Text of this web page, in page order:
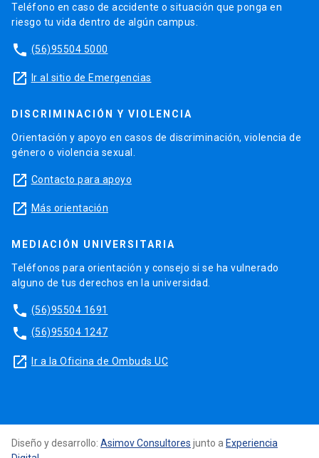
Teléfono en caso de accidente o situación que ponga en
riesgo tu vida dentro de algún campus.
phone (56)95504 5000
launch Ir al sitio de Emergencias
DISCRIMINACIÓN Y VIOLENCIA
Orientación y apoyo en casos de discriminación, violencia de
género o violencia sexual.
launch Contacto para apoyo
launch Más orientación
MEDIACIÓN UNIVERSITARIA
Teléfonos para orientación y consejo si se ha vulnerado
alguno de tus derechos en la universidad.
phone (56)95504 1691
phone (56)95504 1247
launch Ir a la Oficina de Ombuds UC
Diseño y desarrollo: Asimov Consultores junto a Experiencia